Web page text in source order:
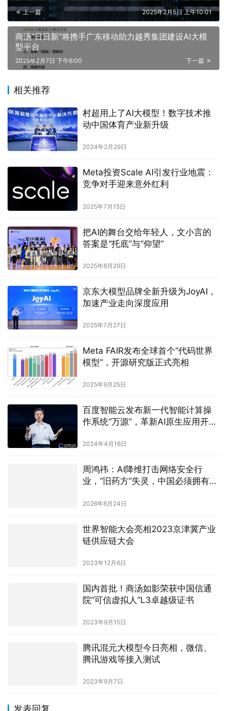
上一篇 2025年2月5日 上午10:01
商汤“日日新”将携手广东移动助力越秀集团建设AI大模
型平台
下一篇
2025年2月7日 下午6:00
相关推荐
村超用上了AI大模型！数字技术推
动中国体育产业新升级
2024年2月29日
Meta投资Scale AI引发行业地震：
竞争对手迎来意外红利
2025年7月15日
把AI的舞台交给年轻人，文小言的
答案是“托底”与“仰望”
2025年8月29日
京东大模型品牌全新升级为JoyAI，
加速产业走向深度应用
2025年7月27日
Meta FAIR发布全球首个“代码世界
模型”，开源研究版正式亮相
2025年9月25日
百度智能云发布新一代智能计算操
作系统“万源”，革新AI原生应用开发
2024年4月16日
周鸿祎：AI降维打击网络安全行
业，“旧药方”失灵，中国必须拥有自
2026年6月24日
世界智能大会亮相2023京津冀产业
链供应链大会
2023年12月6日
国内首批！商汤如影荣获中国信通
院“可信虚拟人”L3卓越级证书
2023年9月15日
腾讯混元大模型今日亮相，微信、
腾讯游戏等接入测试
2023年9月7日
发表回复